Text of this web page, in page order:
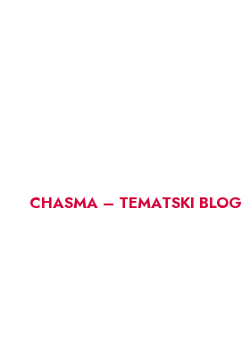
CHASMA – TEMATSKI BLOG